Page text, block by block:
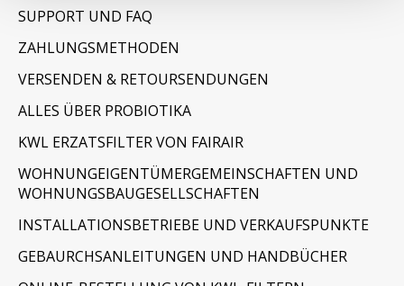
SUPPORT UND FAQ
ZAHLUNGSMETHODEN
VERSENDEN & RETOURSENDUNGEN
ALLES ÜBER PROBIOTIKA
KWL ERZATSFILTER VON FAIRAIR
WOHNUNGEIGENTÜMERGEMEINSCHAFTEN UND
WOHNUNGSBAUGESELLSCHAFTEN
INSTALLATIONSBETRIEBE UND VERKAUFSPUNKTE
GEBAURCHSANLEITUNGEN UND HANDBÜCHER